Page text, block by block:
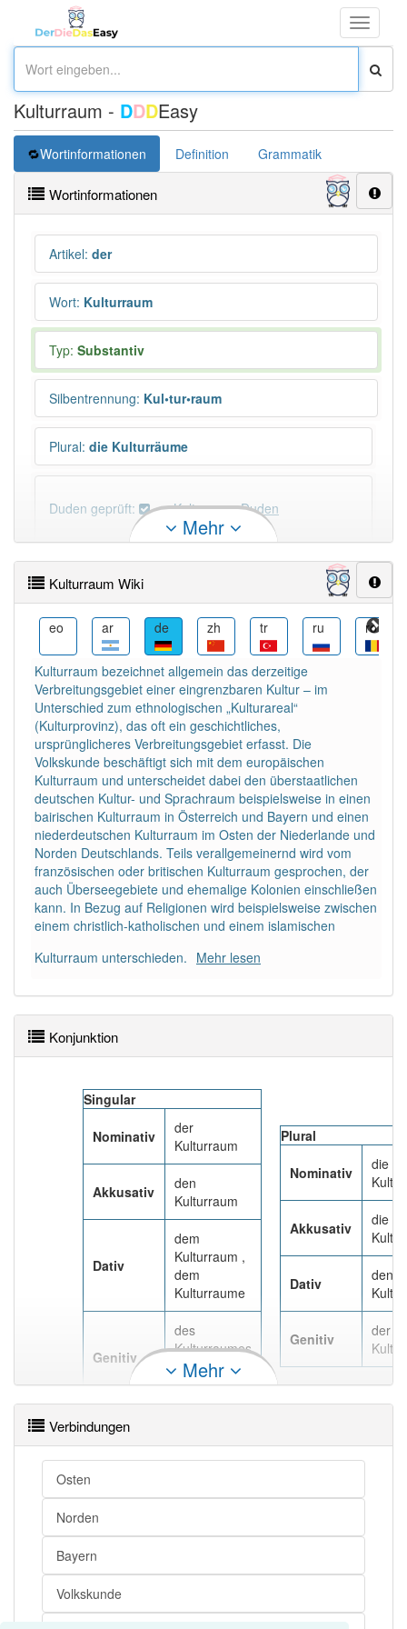
Toggle
Kulturraum - DDDEasy
Wortinformationen Definition Grammatik
Wortinformationen
Artikel: der
Wort: Kulturraum
Typ: Substantiv
Silbentrennung: Kul•tur•raum
Plural: die Kulturräume
Duden geprüft: Kulturraum Duden
×
Das Wort Kulturraum ist eine Ausnahme.
Wörter, die mit "-um" enden, haben fast immer
das.
DER:505 Ausnahmen Beispiele
DIE:22Ausnahmen Beispiele
DAS:1 814
PowerIndex:5
Häufigkeit: 4 von 10
Wörter mit Endung-kulturraum: 1
Wörter mit Endung-kulturraumaber mit einem
98% unserer Spielapp-Nutzer haben den Artikel
korrekt erraten.
Mehr
Kulturraum Wiki
eo ar de zh tr ru ro
Kulturraum bezeichnet allgemein das derzeitige
Verbreitungsgebiet einer eingrenzbaren Kultur – im
Unterschied zum ethnologischen „Kulturareal“
(Kulturprovinz), das oft ein geschichtliches,
ursprünglicheres Verbreitungsgebiet erfasst. Die
Volkskunde beschäftigt sich mit dem europäischen
Kulturraum und unterscheidet dabei den überstaatlichen
deutschen Kultur- und Sprachraum beispielsweise in einen
bairischen Kulturraum in Österreich und Bayern und einen
niederdeutschen Kulturraum im Osten der Niederlande und
Norden Deutschlands. Teils verallgemeinernd wird vom
französischen oder britischen Kulturraum gesprochen, der
auch Überseegebiete und ehemalige Kolonien einschließen
kann. In Bezug auf Religionen wird beispielsweise zwischen
einem christlich-katholischen und einem islamischen
Kulturraum unterschieden. Mehr lesen
Konjunktion
Singular
Nominativ
der
Kulturraum
Akkusativ
den
Kulturraum
Dativ
dem
Kulturraum ,
dem
Kulturraume
Genitiv
des
Kulturraumes
, des
Kulturraums
Plural
Nominativ
die
Akkusativ
die
Dativ
den
Genitiv
der
Mehr
Verbindungen
Osten
Norden
Bayern
Volkskunde